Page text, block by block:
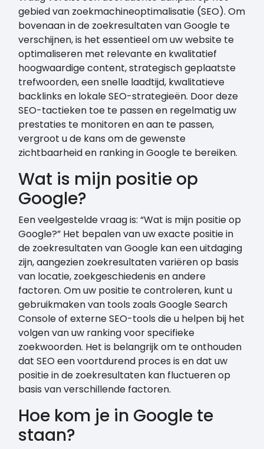
gebied van zoekmachineoptimalisatie (SEO). Om
bovenaan in de zoekresultaten van Google te
verschijnen, is het essentieel om uw website te
optimaliseren met relevante en kwalitatief
hoogwaardige content, strategisch geplaatste
trefwoorden, een snelle laadtijd, kwalitatieve
backlinks en lokale SEO-strategieën. Door deze
SEO-tactieken toe te passen en regelmatig uw
prestaties te monitoren en aan te passen,
vergroot u de kans om de gewenste
zichtbaarheid en ranking in Google te bereiken.
Wat is mijn positie op
Google?
Een veelgestelde vraag is: “Wat is mijn positie op
Google?” Het bepalen van uw exacte positie in
de zoekresultaten van Google kan een uitdaging
zijn, aangezien zoekresultaten variëren op basis
van locatie, zoekgeschiedenis en andere
factoren. Om uw positie te controleren, kunt u
gebruikmaken van tools zoals Google Search
Console of externe SEO-tools die u helpen bij het
volgen van uw ranking voor specifieke
zoekwoorden. Het is belangrijk om te onthouden
dat SEO een voortdurend proces is en dat uw
positie in de zoekresultaten kan fluctueren op
basis van verschillende factoren.
Hoe kom je in Google te
staan?